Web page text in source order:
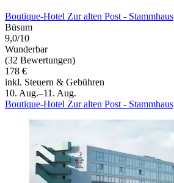
Boutique-Hotel Zur alten Post - Stammhaus
Büsum
9,0/10
Wunderbar
(32 Bewertungen)
178 €
inkl. Steuern & Gebühren
10. Aug.–11. Aug.
Boutique-Hotel Zur alten Post - Stammhaus